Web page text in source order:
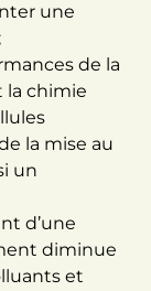
une
de la
la chimie
la mise au
un
d’une
diminue
et